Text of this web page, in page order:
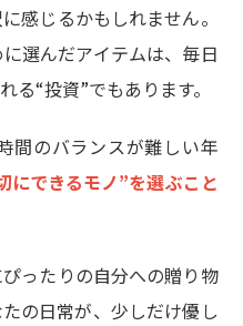
感じるかもしれません。
選んだアイテムは、毎日
る“投資”でもあります。
間のバランスが難しい年
にできるモノ”を選ぶこと
ったりの自分への贈り物
の日常が、少しだけ優し